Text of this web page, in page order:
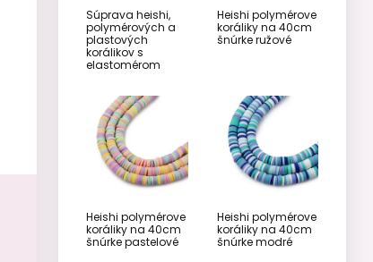
Súprava heishi,
polymérových a
plastových
korálikov s
elastomérom
Heishi polymérove
koráliky na 40cm
šnúrke ružové
Heishi polymérove
koráliky na 40cm
šnúrke pastelové
Heishi polymérove
koráliky na 40cm
šnúrke modré